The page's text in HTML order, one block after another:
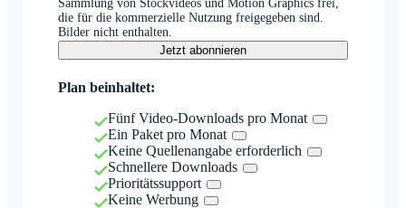
Sammlung von Stockvideos und Motion Graphics frei,
die für die kommerzielle Nutzung freigegeben sind.
Bilder nicht enthalten.
Jetzt abonnieren
Plan beinhaltet:
Fünf Video-Downloads pro Monat
Ein Paket pro Monat
Keine Quellenangabe erforderlich
Schnellere Downloads
Prioritätssupport
Keine Werbung